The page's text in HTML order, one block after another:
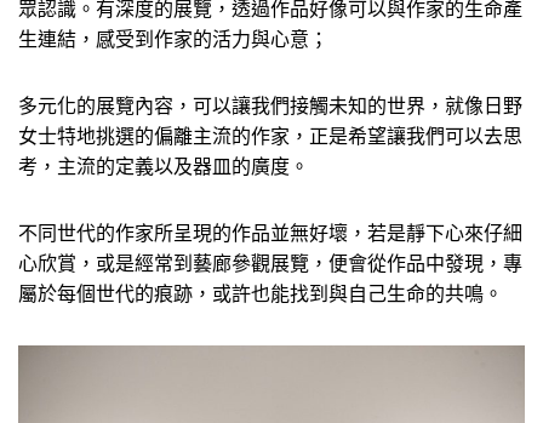
眾認識。有深度的展覽，透過作品好像可以與作家的生命產
生連結，感受到作家的活力與心意；
多元化的展覽內容，可以讓我們接觸未知的世界，就像日野
女士特地挑選的偏離主流的作家，正是希望讓我們可以去思
考，主流的定義以及器皿的廣度。
不同世代的作家所呈現的作品並無好壞，若是靜下心來仔細
心欣賞，或是經常到藝廊參觀展覽，便會從作品中發現，專
屬於每個世代的痕跡，或許也能找到與自己生命的共鳴。